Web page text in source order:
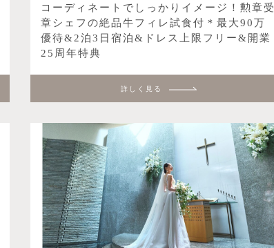
コーディネートでしっかりイメージ！勲章受
章シェフの絶品牛フィレ試食付＊最大90万
優待&2泊3日宿泊&ドレス上限フリー&開業
25周年特典
詳しく見る